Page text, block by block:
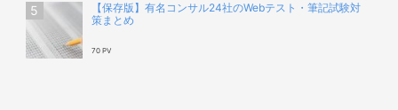
【保存版】有名コンサル24社のWebテスト・筆記試験対
策まとめ
70 PV